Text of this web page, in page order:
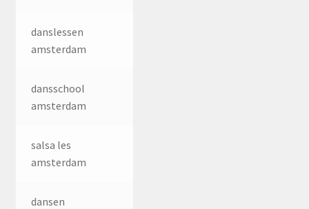
danslessen
amsterdam
dansschool
amsterdam
salsa les
amsterdam
dansen